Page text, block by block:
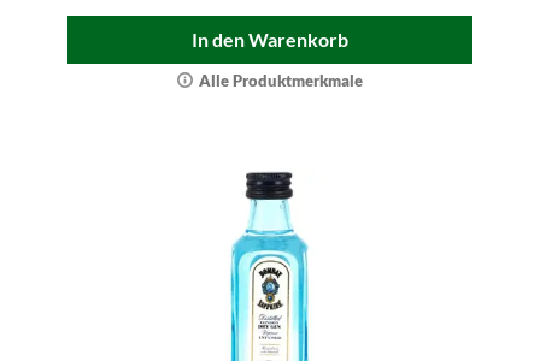
In den Warenkorb
Alle Produktmerkmale